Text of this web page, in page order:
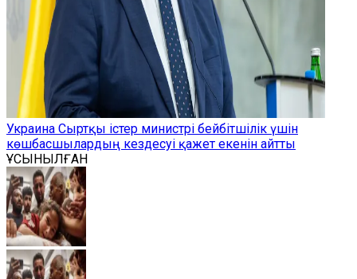
Украина Сыртқы істер министрі бейбітшілік үшін
көшбасшылардың кездесуі қажет екенін айтты
ҰСЫНЫЛҒАН